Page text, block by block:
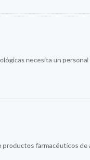
necesita un
productos farmacéuticos